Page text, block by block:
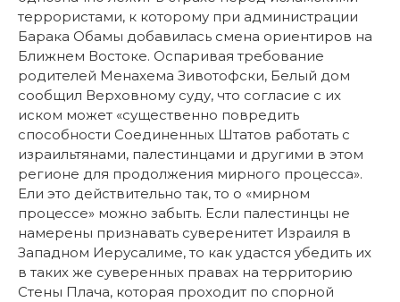
террористами, к которому при администрации
Барака Обамы добавилась смена ориентиров на
Ближнем Востоке. Оспаривая требование
родителей Менахема Зивотофски, Белый дом
сообщил Верховному суду, что согласие с их
иском может «существенно повредить
способности Соединенных Штатов работать с
израильтянами, палестинцами и другими в этом
регионе для продолжения мирного процесса».
Ели это действительно так, то о «мирном
процессе» можно забыть. Если палестинцы не
намерены признавать суверенитет Израиля в
Западном Иерусалиме, то как удастся убедить их
в таких же суверенных правах на территорию
Стены Плача, которая проходит по спорной